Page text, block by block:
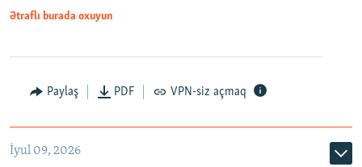
Ətraflı burada oxuyun
Paylaş PDF VPN-siz açmaq
İyul 09, 2026